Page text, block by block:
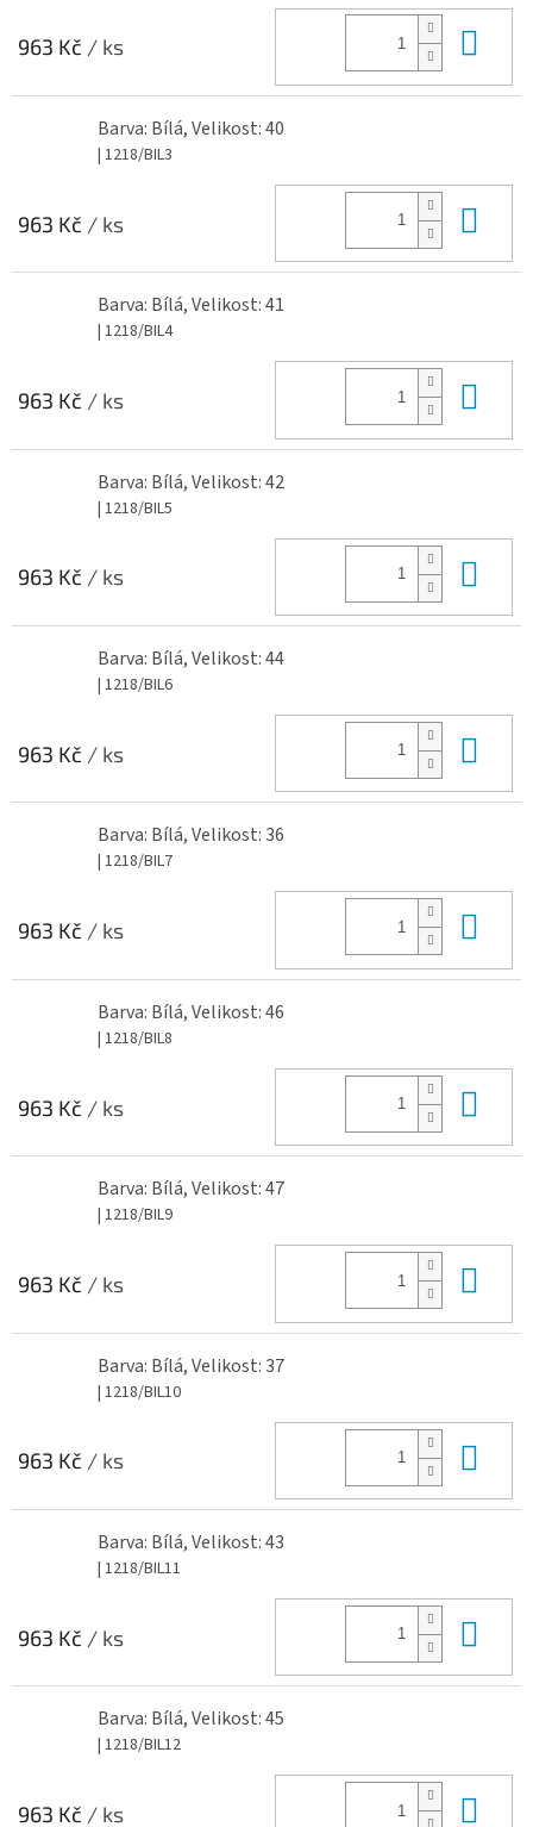
963 Kč / ks
Barva: Bílá, Velikost: 40
| 1218/BIL3
963 Kč / ks
Barva: Bílá, Velikost: 41
| 1218/BIL4
963 Kč / ks
Barva: Bílá, Velikost: 42
| 1218/BIL5
963 Kč / ks
Barva: Bílá, Velikost: 44
| 1218/BIL6
963 Kč / ks
Barva: Bílá, Velikost: 36
| 1218/BIL7
963 Kč / ks
Barva: Bílá, Velikost: 46
| 1218/BIL8
963 Kč / ks
Barva: Bílá, Velikost: 47
| 1218/BIL9
963 Kč / ks
Barva: Bílá, Velikost: 37
| 1218/BIL10
963 Kč / ks
Barva: Bílá, Velikost: 43
| 1218/BIL11
963 Kč / ks
Barva: Bílá, Velikost: 45
| 1218/BIL12
963 Kč / ks